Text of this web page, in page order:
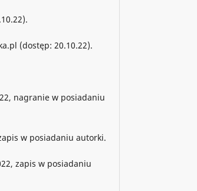
(dostęp: 20.10.22).
nagranie w posiadaniu
w posiadaniu autorki.
zapis w posiadaniu